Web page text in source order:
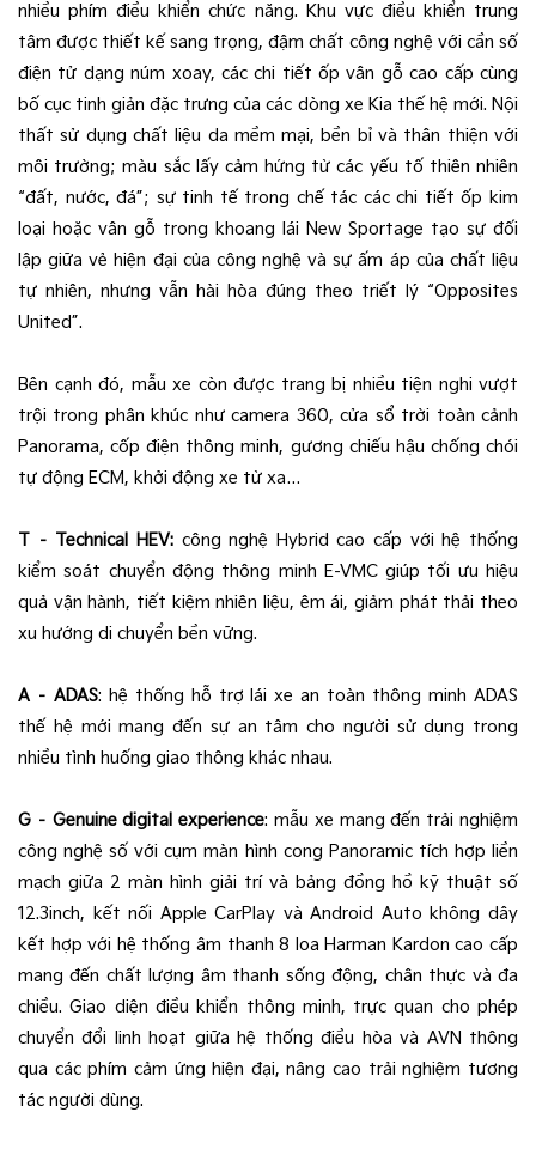
nhiều phím điều khiển chức năng. Khu vực điều khiển trung
tâm được thiết kế sang trọng, đậm chất công nghệ với cần số
điện tử dạng núm xoay, các chi tiết ốp vân gỗ cao cấp cùng
bố cục tinh giản đặc trưng của các dòng xe Kia thế hệ mới. Nội
thất sử dụng chất liệu da mềm mại, bền bỉ và thân thiện với
môi trường; màu sắc lấy cảm hứng từ các yếu tố thiên nhiên
“đất, nước, đá”; sự tinh tế trong chế tác các chi tiết ốp kim
loại hoặc vân gỗ trong khoang lái New Sportage tạo sự đối
lập giữa vẻ hiện đại của công nghệ và sự ấm áp của chất liệu
tự nhiên, nhưng vẫn hài hòa đúng theo triết lý “Opposites
United”.
Bên cạnh đó, mẫu xe còn được trang bị nhiều tiện nghi vượt
trội trong phân khúc như camera 360, cửa sổ trời toàn cảnh
Panorama, cốp điện thông minh, gương chiếu hậu chống chói
tự động ECM, khởi động xe từ xa…
T – Technical HEV:công nghệ Hybrid cao cấp với hệ thống
kiểm soát chuyển động thông minh E-VMC giúp tối ưu hiệu
quả vận hành, tiết kiệm nhiên liệu, êm ái, giảm phát thải theo
xu hướng di chuyển bền vững.
A – ADAS: hệ thống hỗ trợ lái xe an toàn thông minh ADAS
thế hệ mới mang đến sự an tâm cho người sử dụng trong
nhiều tình huống giao thông khác nhau.
G – Genuine digital experience: mẫu xe mang đến trải nghiệm
công nghệ số với cụm màn hình cong Panoramic tích hợp liền
mạch giữa 2 màn hình giải trí và bảng đồng hồ kỹ thuật số
12.3inch, kết nối Apple CarPlay và Android Auto không dây
kết hợp với hệ thống âm thanh 8 loa Harman Kardon cao cấp
mang đến chất lượng âm thanh sống động, chân thực và đa
chiều. Giao diện điều khiển thông minh, trực quan cho phép
chuyển đổi linh hoạt giữa hệ thống điều hòa và AVN thông
qua các phím cảm ứng hiện đại, nâng cao trải nghiệm tương
tác người dùng.